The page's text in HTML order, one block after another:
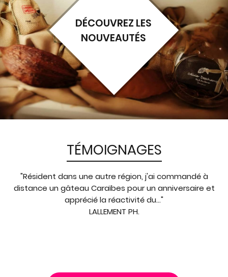
DÉCOUVREZ LES
NOUVEAUTÉS
TÉMOIGNAGES
"Résident dans une autre région, j'ai commandé à
distance un gâteau Caraïbes pour un anniversaire et
apprécié la réactivité du..."
LALLEMENT PH.